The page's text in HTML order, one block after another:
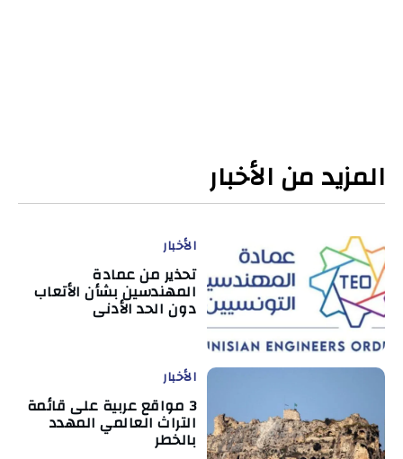
المزيد من الأخبار
الأخبار
تحذير من عمادة
المهندسين بشأن الأتعاب
دون الحد الأدنى
الأخبار
3 مواقع عربية على قائمة
التراث العالمي المهدد
بالخطر